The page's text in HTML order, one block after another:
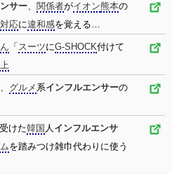
サー、 関係者がイオン熊本の
対応に違和感を覚える…
「 スーツにG-SHOCK付けて
グルメ 系インフルエンサーの
けた韓国 人 インフルエンサ
を踏みつけ雑巾代わりに使う